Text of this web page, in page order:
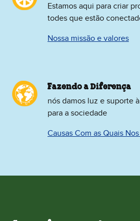
Estamos aqui para criar
todes que estão
Nossa missão e valores
Fazendo a Diferença
nós damos luz e suporte
para a sociedade
Causas Com as Quais